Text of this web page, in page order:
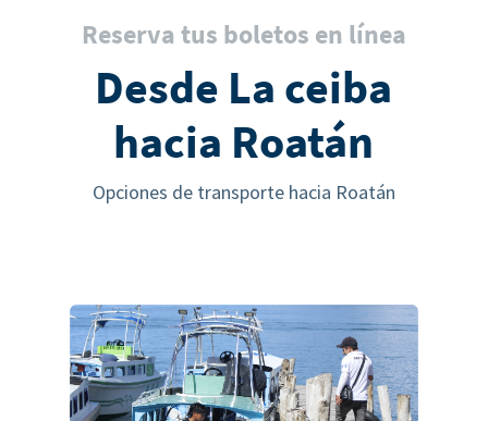
Reserva tus boletos en línea
Desde La ceiba
hacia Roatán
Opciones de transporte hacia Roatán